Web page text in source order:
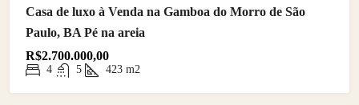
Casa de luxo à Venda na Gamboa do Morro de São
Paulo, BA Pé na areia
R$2.700.000,00
4 5 423 m2